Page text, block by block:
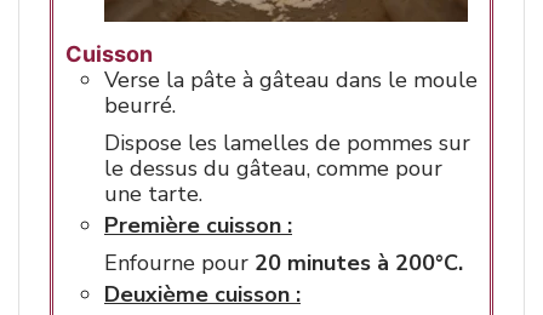
Cuisson
Verse la pâte à gâteau dans le moule
beurré.
Dispose les lamelles de pommes sur
le dessus du gâteau, comme pour
une tarte.
Première cuisson :
Enfourne pour 20 minutes à 200°C.
Deuxième cuisson :